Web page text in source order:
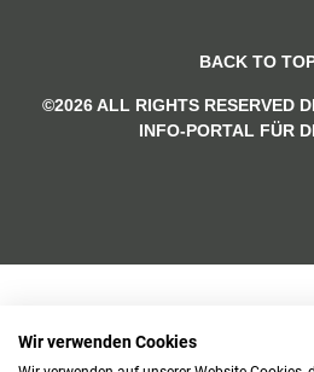
BACK TO
©2026 ALL RIGHTS RESERVED
INFO-PORTAL FÜR
Wir verwenden Cookies